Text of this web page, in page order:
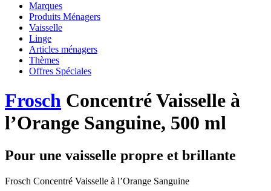
Marques
Produits Ménagers
Vaisselle
Linge
Articles ménagers
Thèmes
Offres Spéciales
Frosch Concentré Vaisselle à
l’Orange Sanguine, 500 ml
Pour une vaisselle propre et brillante
Frosch Concentré Vaisselle à l’Orange Sanguine